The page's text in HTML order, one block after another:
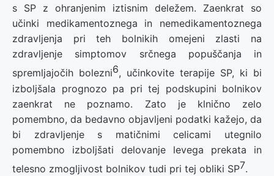
s SP z ohranjenim iztisnim deležem. Zaenkrat so
učinki medikamentoznega in nemedikamentoznega
zdravljenja pri teh bolnikih omejeni zlasti na
zdravljenje simptomov srčnega popuščanja in
spremljajočih bolezni6, učinkovite terapije SP, ki bi
izboljšala prognozo pa pri tej podskupini bolnikov
zaenkrat ne poznamo. Zato je klnično zelo
pomembno, da bedavno objavljeni podatki kažejo, da
bi zdravljenje s matičnimi celicami utegnilo
pomembno izboljšati delovanje levega prekata in
telesno zmogljivost bolnikov tudi pri tej obliki SP7.